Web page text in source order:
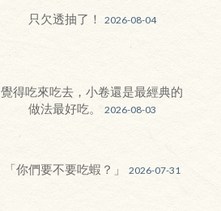
只欠透抽了！ 2026-08-04
覺得吃來吃去，小卷還是最經典的
做法最好吃。
2026-08-03
「你們要不要吃蝦？」 2026-07-31